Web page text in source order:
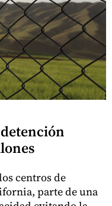
centros de
parte de una